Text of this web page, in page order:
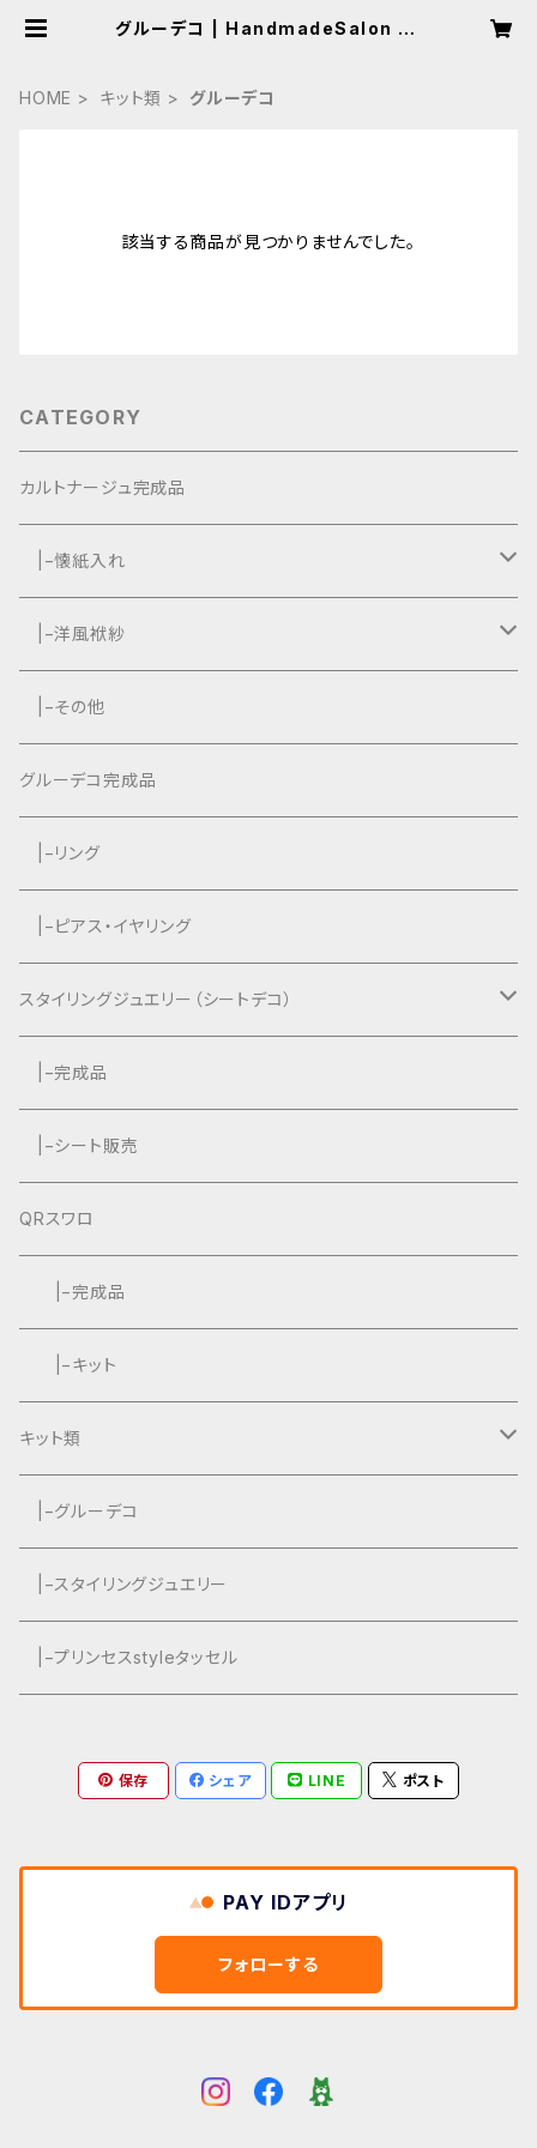
グルーデコ | HandmadeSalon La
HOME キット類 グルーデコ
該当する商品が見つかりませんでした。
CATEGORY
カルトナージュ完成品
|−懐紙入れ
|−タッセル付き
|−タッセルなし
|−洋風袱紗
|−タッセル付き
|−タッセルなし
|−その他
グルーデコ完成品
|−リング
|−ピアス・イヤリング
スタイリングジュエリー（シートデコ）
数秘＆カラー®︎コラボ作品
|−完成品
|−シート販売
QRスワロ
|−完成品
|−キット
キット類
グルーデコ
|−グルーデコ
|−スタイリングジュエリー
|−プリンセスstyleタッセル
保存 シェア LINE ポスト
PAY IDアプリ
フォローする